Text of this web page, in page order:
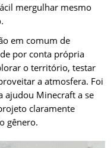
mergulhar mesmo
em comum de
por conta própria
o território, testar
a atmosfera. Foi
ajudou Minecraft a se
claramente
gênero.